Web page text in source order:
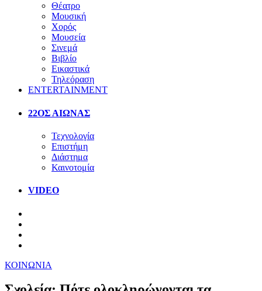
Θέατρο
Μουσική
Χορός
Μουσεία
Σινεμά
Βιβλίο
Εικαστικά
Τηλεόραση
ENTERTAINMENT
22ΟΣ ΑΙΩΝΑΣ
Τεχνολογία
Επιστήμη
Διάστημα
Καινοτομία
VIDEO
ΚΟΙΝΩΝΙΑ